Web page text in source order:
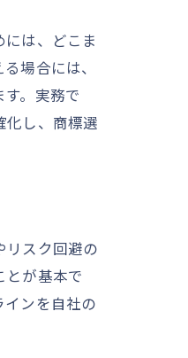
は、どこま
場合には、
。実務で
化し、商標選
リスク回避の
とが基本で
ンを自社の